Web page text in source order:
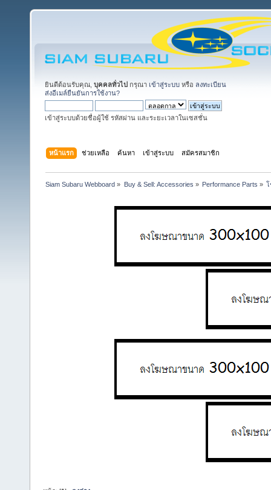
ยินดีต้อนรับคุณ, บุคคลทั่วไป กรุณา เข้าสู่ระบบ หรือ ลงทะเบียน
ส่งอีเมล์ยืนยันการใช้งาน?
เข้าสู่ระบบด้วยชื่อผู้ใช้ รหัสผ่าน และระยะเวลาในเซสชั่น
หน้าแรก ช่วยเหลือ ค้นหา เข้าสู่ระบบ สมัครสมาชิก
Siam Subaru Webboard » Buy & Sell: Accessories » Performance Parts » โ